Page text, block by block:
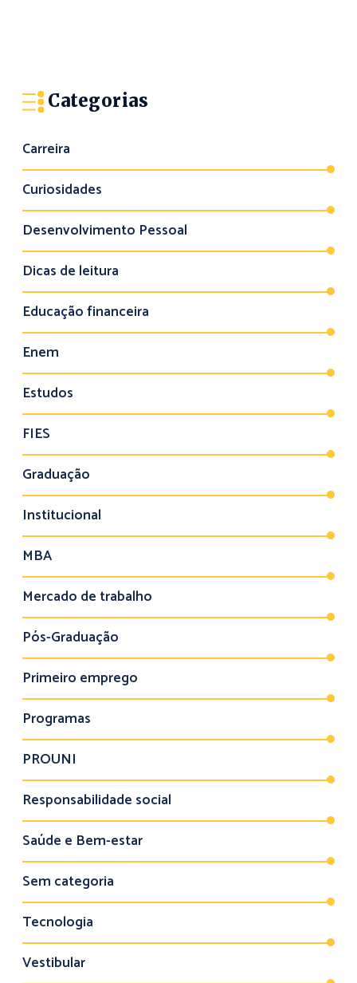
Categorias
Carreira
Curiosidades
Desenvolvimento Pessoal
Dicas de leitura
Educação financeira
Enem
Estudos
FIES
Graduação
Institucional
MBA
Mercado de trabalho
Pós-Graduação
Primeiro emprego
Programas
PROUNI
Responsabilidade social
Saúde e Bem-estar
Sem categoria
Tecnologia
Vestibular